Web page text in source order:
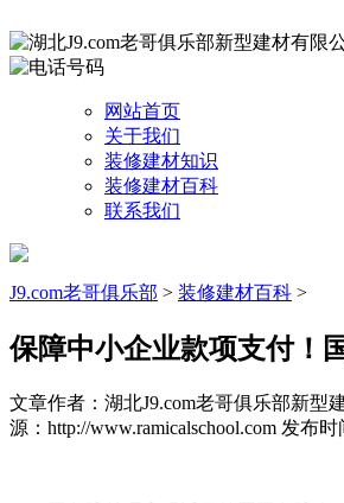
网站首页
关于我们
装修建材知识
装修建材百科
联系我们
J9.com老哥俱乐部 > 装修建材百科 >
保障中小企业款项支付！
文章作者：湖北J9.com老哥俱乐部新型
源：http://www.ramicalschool.com 发布时